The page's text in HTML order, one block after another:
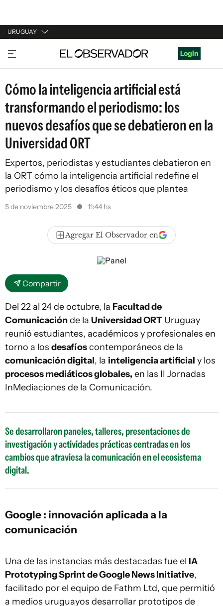
URUGUAY
URUGUAY
ARGENTINA
ESPAÑA
ESTADOS UNIDOS
Login
Cómo la inteligencia artificial está
transformando el periodismo: los
nuevos desafíos que se debatieron en la
Universidad ORT
Expertos, periodistas y estudiantes debatieron en
la ORT cómo la inteligencia artificial redefine el
periodismo y los desafíos éticos que plantea
5 de noviembre 2025 11:44 hs
Agregar El Observador en
Compartir
Del 22 al 24 de octubre, la Facultad de
Comunicaciónde la Universidad ORT Uruguay
reunió estudiantes, académicos y profesionales en
torno a los desafíoscontemporáneos de la
comunicación digital, la inteligencia artificial y los
procesos mediáticos globales, en las II Jornadas
InMediaciones de la Comunicación.
Se desarrollaron paneles, talleres, presentaciones de
investigación y actividades prácticas centradas en los
cambios que atraviesa la comunicación en el ecosistema
digital.
Google : innovación aplicada a la
comunicación
Una de las instancias más destacadas fue el IA
Prototyping Sprint de Google News Initiative,
facilitado por el equipo de Fathm Ltd, que permitió
a medios uruguayos desarrollar prototipos de